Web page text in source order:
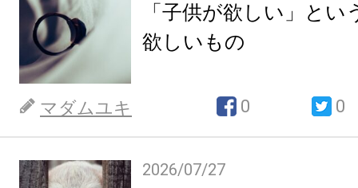
「子供が欲しい」とい
欲しいもの
マダムユキ 0 0
2026/07/27